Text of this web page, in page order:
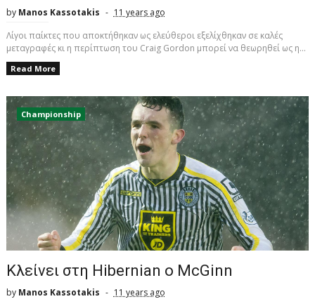
by Manos Kassotakis
11 years ago
Λίγοι παίκτες που αποκτήθηκαν ως ελεύθεροι εξελίχθηκαν σε καλές
μεταγραφές κι η περίπτωση του Craig Gordon μπορεί να θεωρηθεί ως η...
Read More
Championship
Κλείνει στη Hibernian o McGinn
by Manos Kassotakis
11 years ago